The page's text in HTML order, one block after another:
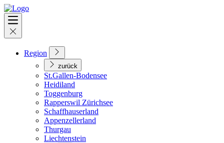
Region
zurück
St.Gallen-Bodensee
Heidiland
Toggenburg
Rapperswil Zürichsee
Schaffhauserland
Appenzellerland
Thurgau
Liechtenstein